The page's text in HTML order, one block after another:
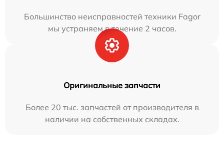
Большинство неисправностей техники Fagor
мы устраняем в течение 2 часов.
Оригинальные запчасти
Более 20 тыс. запчастей от производителя в
наличии на собственных складах.